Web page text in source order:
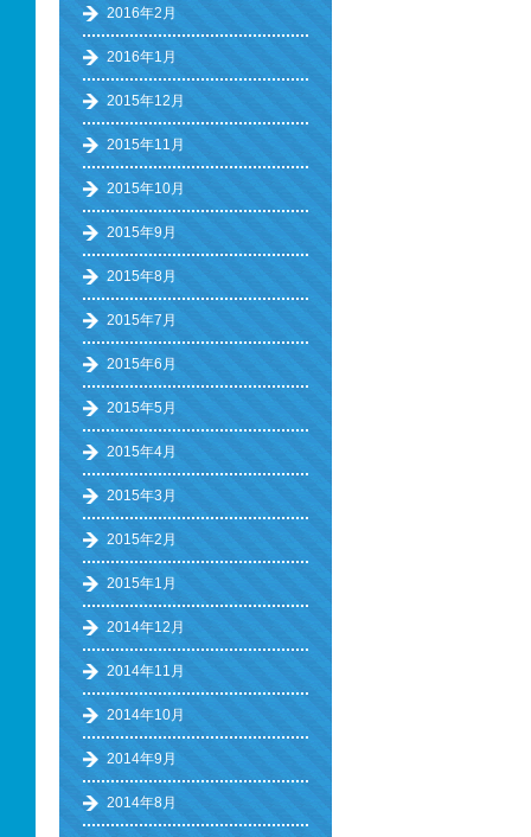
2016年2月
2016年1月
2015年12月
2015年11月
2015年10月
2015年9月
2015年8月
2015年7月
2015年6月
2015年5月
2015年4月
2015年3月
2015年2月
2015年1月
2014年12月
2014年11月
2014年10月
2014年9月
2014年8月